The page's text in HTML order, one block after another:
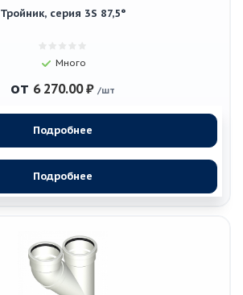
Тройник, серия 3S 87,5°
Много
от 6 270.00 ₽ /шт
Подробнее
Подробнее